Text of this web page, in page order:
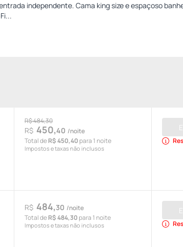
independente. Cama king size e espaçoso
R$ 484,30
R$ 450,40 /noite
Total deR$ 450,40 para 1 noite
Impostos e taxas não inclusos
R$ 484,30 /noite
Total deR$ 484,30 para 1 noite
Impostos e taxas não inclusos